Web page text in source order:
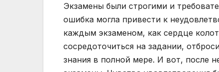
Экзамены были строгими и
ошибка могла привести к
каждым экзаменом, как сердце
сосредоточиться на задании,
знания в полной мере. И вот, после